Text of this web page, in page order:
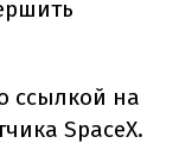
ссылкой на
SpaceX.